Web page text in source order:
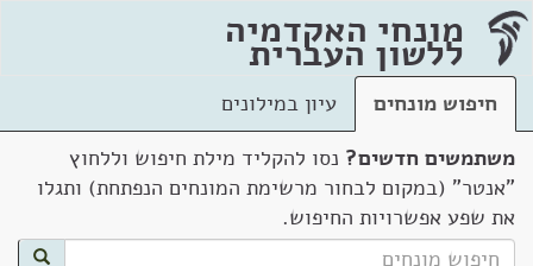
מונחי האקדמיה
ללשון העברית
חיפוש מונחים
עיון במילונים
משתמשים חדשים? נסו להקליד מילת חיפוש וללחוץ
"אנטר" (במקום לבחור מרשימת המונחים הנפתחת) ותגלו
את שפע אפשרויות החיפוש.